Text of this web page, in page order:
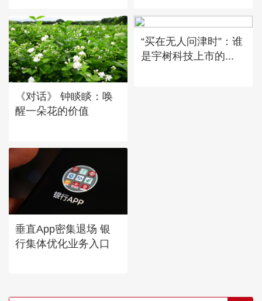
《对话》 钟睒睒：唤
醒一朵花的价值
“买在无人问津时”：谁
是宇树科技上市的...
垂直App密集退场 银
行集体优化业务入口